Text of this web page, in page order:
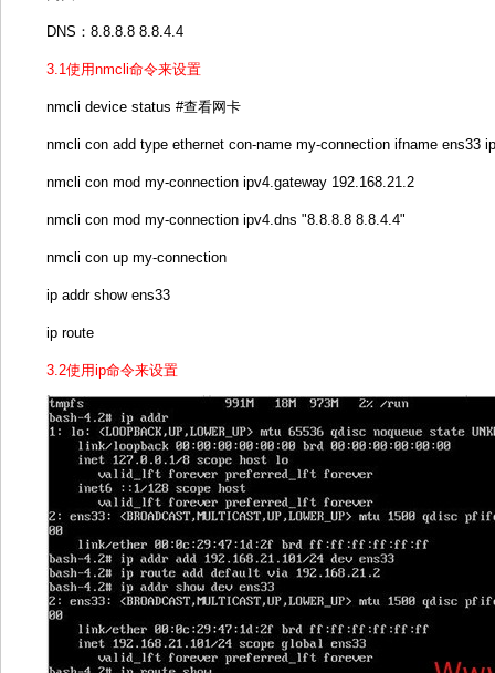
DNS：8.8.8.8 8.8.4.4
3.1使用nmcli命令来设置
nmcli device status #查看网卡
nmcli con add type ethernet con-name my-connection ifname ens33
nmcli con mod my-connection ipv4.gateway 192.168.21.2
nmcli con mod my-connection ipv4.dns "8.8.8.8 8.8.4.4"
nmcli con up my-connection
ip addr show ens33
ip route
3.2使用ip命令来设置